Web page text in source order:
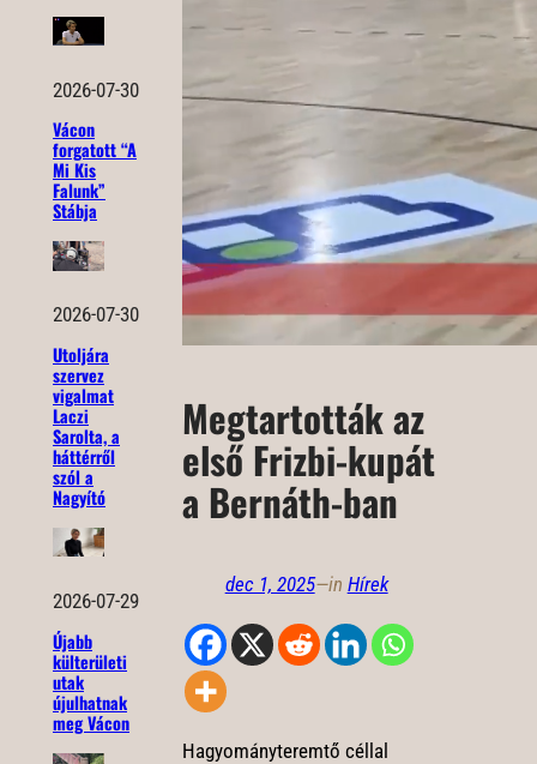
2026-07-30
Vácon
forgatott “A
Mi Kis
Falunk”
Stábja
2026-07-30
Utoljára
szervez
vigalmat
Laczi
Sarolta, a
háttérről
szól a
Nagyító
2026-07-29
Újabb
külterületi
utak
újulhatnak
meg Vácon
Megtartották az
első Frizbi-kupát
a Bernáth-ban
dec 1, 2025—in Hírek
Hagyományteremtő céllal